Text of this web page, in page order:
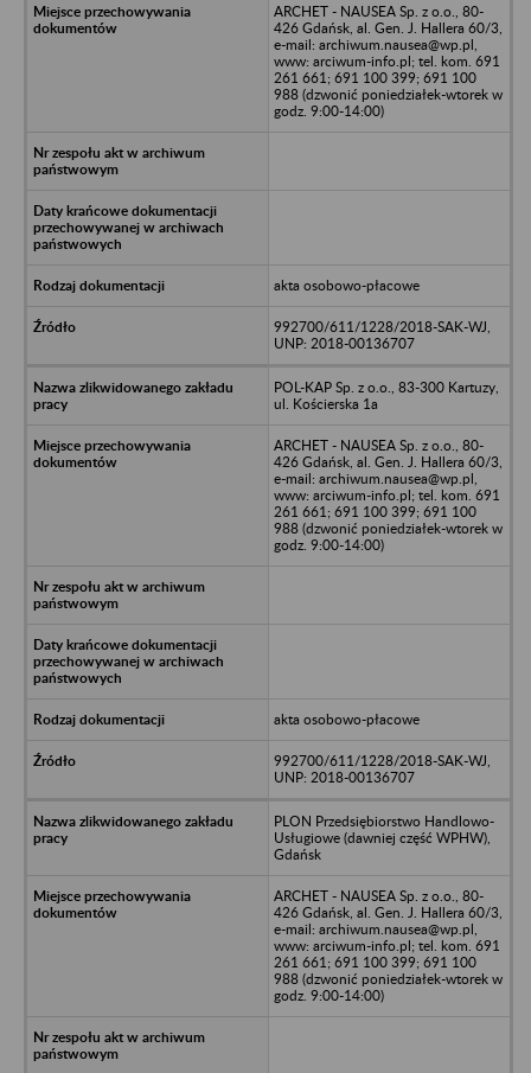
ARCHET - NAUSEA Sp. z o.o., 80-
426 Gdańsk, al. Gen. J. Hallera 60/3,
e-mail: archiwum.nausea@wp.pl,
www: arciwum-info.pl; tel. kom. 691
261 661; 691 100 399; 691 100
988 (dzwonić poniedziałek-wtorek w
godz. 9:00-14:00)
akta osobowo-płacowe
992700/611/1228/2018-SAK-WJ,
UNP: 2018-00136707
POL-KAP Sp. z o.o., 83-300 Kartuzy,
ul. Kościerska 1a
ARCHET - NAUSEA Sp. z o.o., 80-
426 Gdańsk, al. Gen. J. Hallera 60/3,
e-mail: archiwum.nausea@wp.pl,
www: arciwum-info.pl; tel. kom. 691
261 661; 691 100 399; 691 100
988 (dzwonić poniedziałek-wtorek w
godz. 9:00-14:00)
akta osobowo-płacowe
992700/611/1228/2018-SAK-WJ,
UNP: 2018-00136707
PLON Przedsiębiorstwo Handlowo-
Usługiowe (dawniej część WPHW),
Gdańsk
ARCHET - NAUSEA Sp. z o.o., 80-
426 Gdańsk, al. Gen. J. Hallera 60/3,
e-mail: archiwum.nausea@wp.pl,
www: arciwum-info.pl; tel. kom. 691
261 661; 691 100 399; 691 100
988 (dzwonić poniedziałek-wtorek w
godz. 9:00-14:00)